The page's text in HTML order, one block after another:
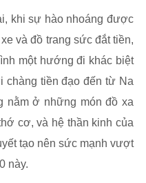
khi sự hào nhoáng được
và đồ trang sức đắt tiền,
một hướng đi khác biệt
tiền đạo đến từ Na
nằm ở những món đồ xa
cơ, và hệ thần kinh của
tạo nên sức mạnh vượt
này.